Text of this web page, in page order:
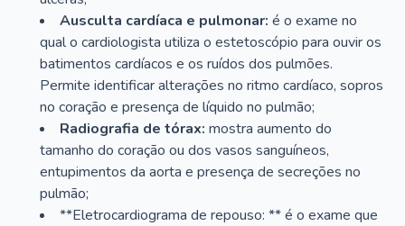
Ausculta cardíaca e pulmonar: é o exame no
qual o cardiologista utiliza o estetoscópio para ouvir os
batimentos cardíacos e os ruídos dos pulmões.
Permite identificar alterações no ritmo cardíaco, sopros
no coração e presença de líquido no pulmão;
Radiografia de tórax: mostra aumento do
tamanho do coração ou dos vasos sanguíneos,
entupimentos da aorta e presença de secreções no
pulmão;
**Eletrocardiograma de repouso: ** é o exame que